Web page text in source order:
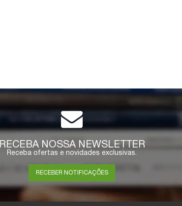
RECEBA NOSSA NEWSLETTER
Receba ofertas e novidades exclusivas.
RECEBER NOTIFICAÇÕES